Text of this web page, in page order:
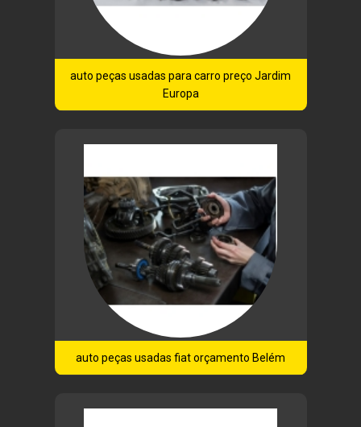
auto peças usadas para carro preço Jardim
Europa
auto peças usadas fiat orçamento Belém